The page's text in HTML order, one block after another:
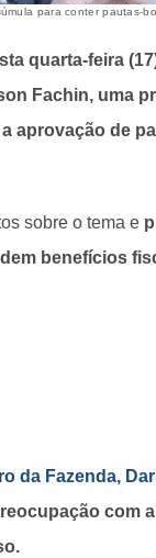
para conter pautas-
quarta-feira
Fachin, uma
aprovação de
sobre o tema e
benefícios
da Fazenda,
com